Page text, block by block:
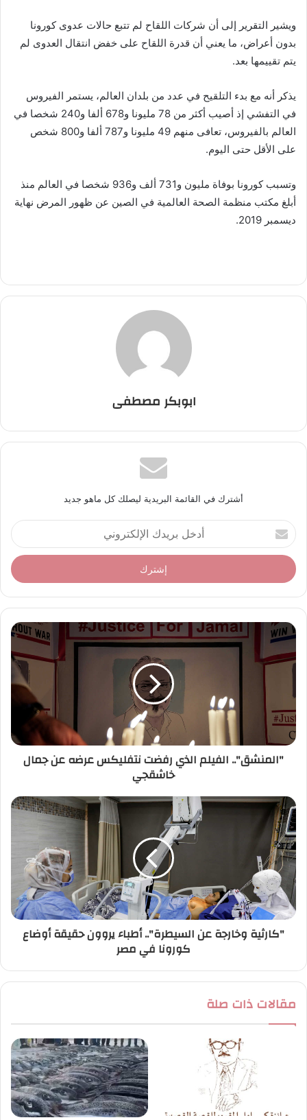
ويشير التقرير إلى أن شركات اللقاح لم تتبع حالات عدوى كورونا
بدون أعراض، ما يعني أن قدرة اللقاح على خفض انتقال العدوى لم
يتم تقييمها بعد.
يذكر أنه مع بدء التلقيح في عدد من بلدان العالم، يستمر الفيروس
في التفشي إذ أصيب أكثر من 78 مليونا و678 ألفا و240 شخصا في
العالم بالفيروس، تعافى منهم 49 مليونا و787 ألفا و800 شخص
على الأقل حتى اليوم.
وتسبب كورونا بوفاة مليون و731 ألف و936 شخصا في العالم منذ
أبلغ مكتب منظمة الصحة العالمية في الصين عن ظهور المرض نهاية
ديسمبر 2019.
ابوبكر مصطفى
أشترك في القائمة البريدية ليصلك كل ماهو جديد
أ
د
خ
ل
ر
د
ك
ا
ل
ك
ت
ر
"المنشق".. الفيلم الذي رفضت نتفليكس عرضه عن جمال
خاشقجي
"كارثية وخارجة عن السيطرة".. أطباء يروون حقيقة أوضاع
كورونا في مصر
مقالات ذات صلة